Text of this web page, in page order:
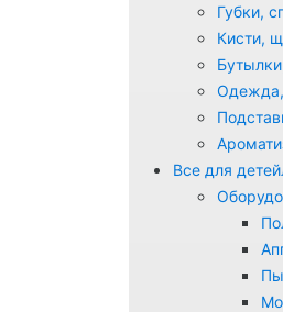
Губки,
Кисти,
Одежда,
Все для